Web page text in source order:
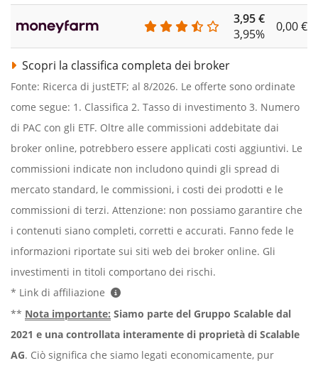
3,95 €
3,95%
0,00 €
Scopri la classifica completa dei broker
Fonte: Ricerca di justETF; al 8/2026. Le offerte sono ordinate
come segue: 1. Classifica 2. Tasso di investimento 3. Numero
di PAC con gli ETF. Oltre alle commissioni addebitate dai
broker online, potrebbero essere applicati costi aggiuntivi. Le
commissioni indicate non includono quindi gli spread di
mercato standard, le commissioni, i costi dei prodotti e le
commissioni di terzi. Attenzione: non possiamo garantire che
i contenuti siano completi, corretti e accurati. Fanno fede le
informazioni riportate sui siti web dei broker online. Gli
investimenti in titoli comportano dei rischi.
* Link di affiliazione
** Nota importante: Siamo parte del Gruppo Scalable dal
2021 e una controllata interamente di proprietà di Scalable
AG. Ciò significa che siamo legati economicamente, pur